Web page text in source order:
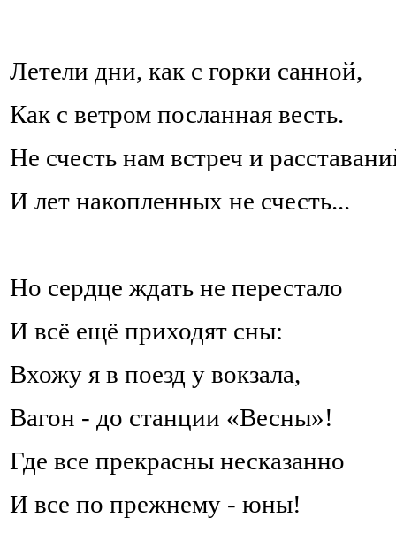
Летели дни, как с горки санной,
Как с ветром посланная весть.
Не счесть нам встреч и
И лет накопленных не счесть...
Но сердце ждать не перестало
И всё ещё приходят сны:
Вхожу я в поезд у вокзала,
Вагон - до станции «Весны»!
Где все прекрасны несказанно
И все по прежнему - юны!